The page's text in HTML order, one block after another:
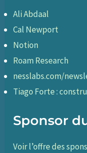
Ali Abdaal
Cal Newport
Notion
Roam Research
nesslabs.com/
Tiago Forte :
Sponsor
Voir l’offre des